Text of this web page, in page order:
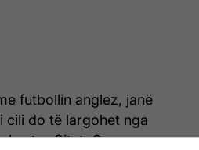
futbollin anglez, janë
cili do të largohet nga
Cityt, Omar